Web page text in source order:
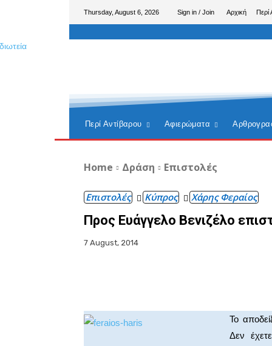
Thursday, August 6, 2026 Sign in / Join Αρχική Περί
Περί Αντίβαρου Αφιερώματα
Home Δράση Επιστολές
Επιστολές Κύπρος Χάρης Φεραίος
Προς Ευάγγελο Βενιζέλο
7 August, 2014
Το
Δεν